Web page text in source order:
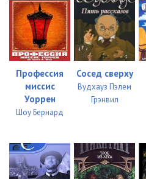
Профессия
миссис
Уоррен
Шоу Бернард
Сосед сверху
Вудхауз Пэлем
Грэнвил